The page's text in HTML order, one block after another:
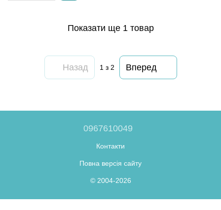
Показати ще 1 товар
Назад 1 з 2 Вперед
0967610049
Контакти
Повна версія сайту
© 2004-2026